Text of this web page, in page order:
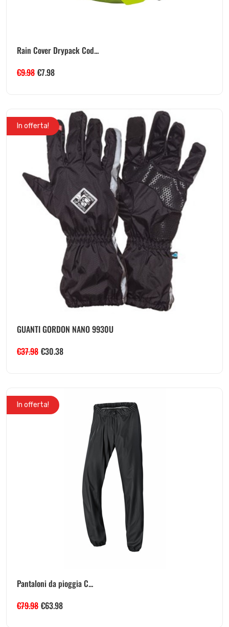
Rain Cover Drypack Cod...
€9.98 €7.98
In offerta!
GUANTI GORDON NANO 9930U
€37.98 €30.38
In offerta!
Pantaloni da pioggia C...
€79.98 €63.98